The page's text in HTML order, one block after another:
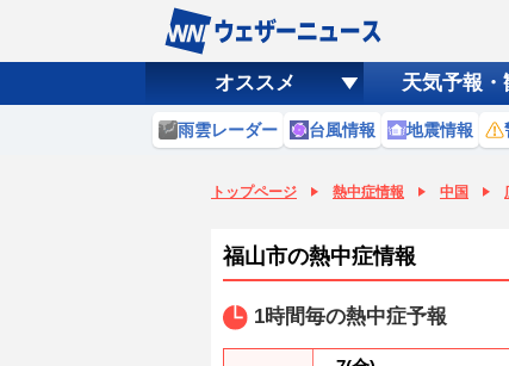
オススメ 天気予報・
雨雲レーダー 台風情報 地震情報
トップページ 熱中症情報 中国
福山市の熱中症情報
1時間毎の熱中症予報